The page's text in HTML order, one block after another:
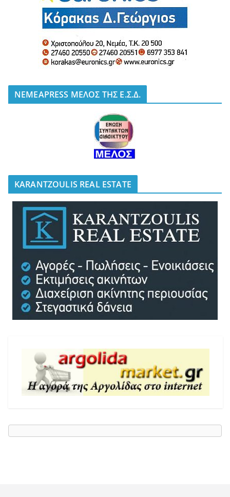
NEMEAPRESS ΜΕΛΟΣ ΤΗΣ Ε.Σ.Δ.
KARANTZOULIS REAL ESTATE